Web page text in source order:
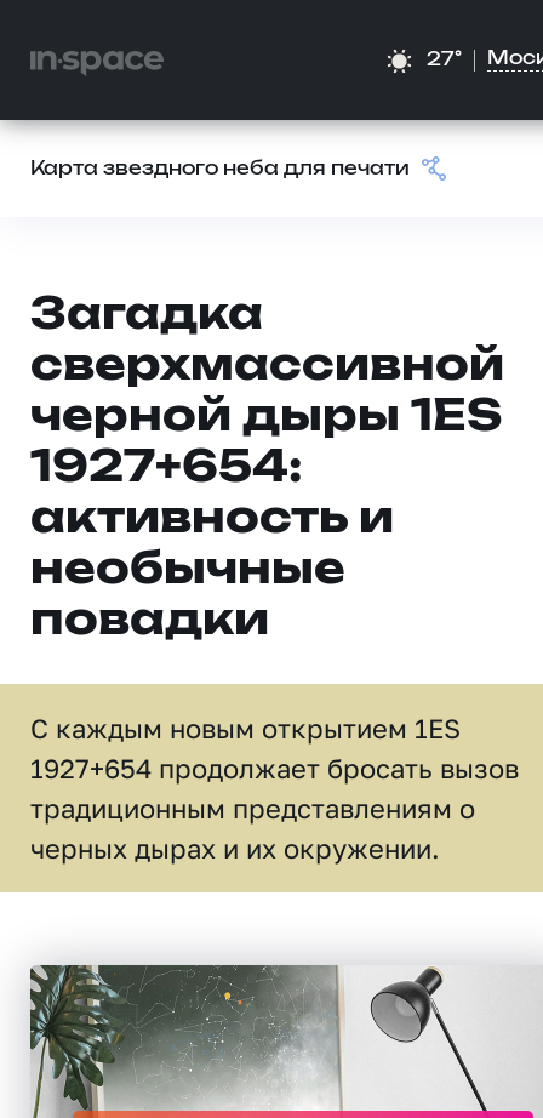
27°
Карта звездного неба для печати
Загадка
сверхмассивной
черной дыры 1ES
1927+654:
активность и
необычные
повадки
C каждым новым открытием 1ES
1927+654 продолжает бросать вызов
традиционным представлениям о
чeрных дырах и их окружении.